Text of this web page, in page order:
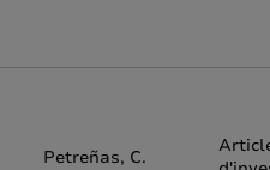
Petreñas, C.